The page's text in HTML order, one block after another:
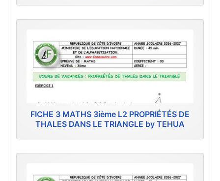
FICHE 3 MATHS 3ième L2 PROPRIÉTÉS DE
THALES DANS LE TRIANGLE by TEHUA